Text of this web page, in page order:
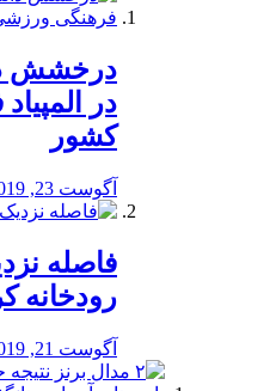
درخشش
در
کشور
آگوست 23, 2019
️فاصله
رودخانه
آگوست 21, 2019